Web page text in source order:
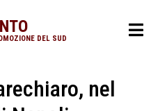
DEL SUD
nel